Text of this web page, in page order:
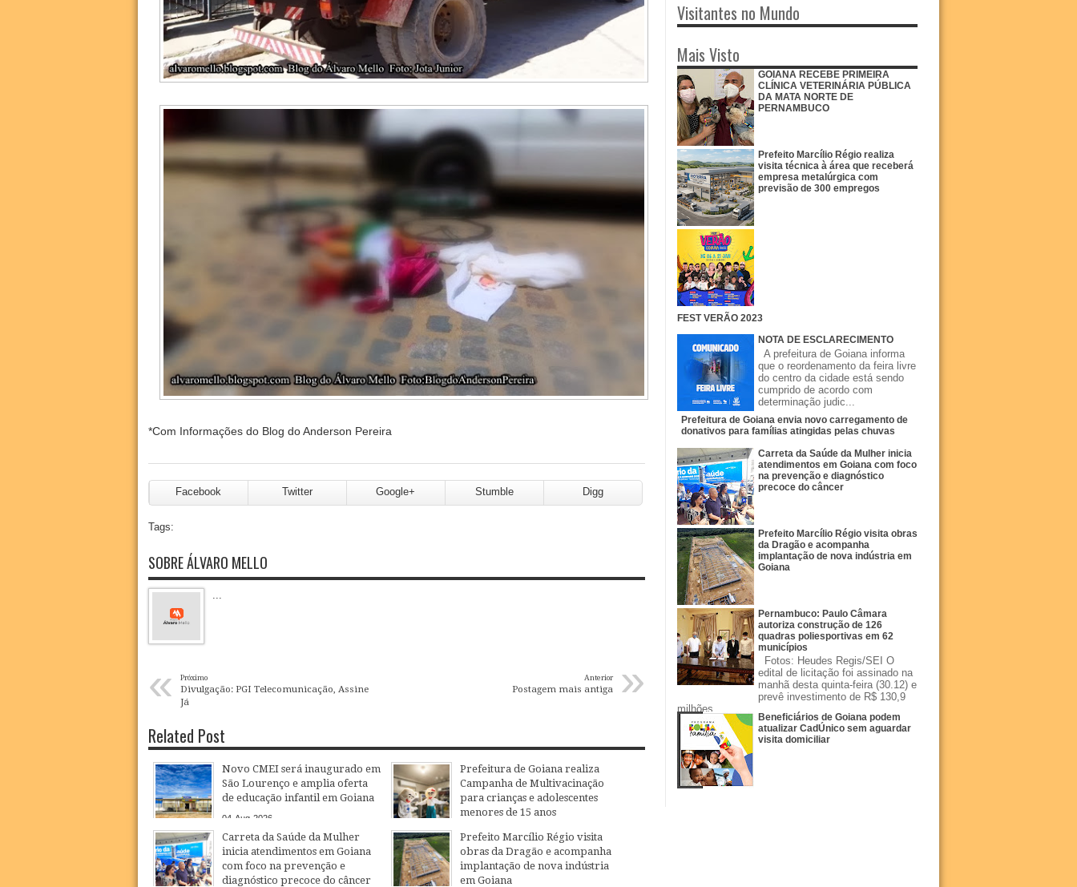
*Com Informações do Blog do Anderson Pereira
Facebook Twitter Google+ Stumble Digg
Tags:
SOBRE ÁLVARO MELLO
« Próximo
Divulgação: PGI Telecomunicação, Assine
Já
»
Anterior
Postagem mais antiga
Related Post
Novo CMEI será inaugurado em
São Lourenço e amplia oferta
de educação infantil em Goiana
04 Aug 2026
Prefeitura de Goiana realiza
Campanha de Multivacinação
para crianças e adolescentes
menores de 15 anos
04 Aug 2026
Carreta da Saúde da Mulher
inicia atendimentos em Goiana
com foco na prevenção e
diagnóstico precoce do câncer
Prefeito Marcílio Régio visita
obras da Dragão e acompanha
implantação de nova indústria
em Goiana
Visitantes no Mundo
Mais Visto
GOIANA RECEBE PRIMEIRA
CLÍNICA VETERINÁRIA PÚBLICA
DA MATA NORTE DE
PERNAMBUCO
Prefeito Marcílio Régio realiza
visita técnica à área que receberá
empresa metalúrgica com
previsão de 300 empregos
FEST VERÃO 2023
NOTA DE ESCLARECIMENTO
A prefeitura de Goiana informa
que o reordenamento da feira livre
do centro da cidade está sendo
cumprido de acordo com
determinação judic...
Prefeitura de Goiana envia novo carregamento de
donativos para famílias atingidas pelas chuvas
Carreta da Saúde da Mulher inicia
atendimentos em Goiana com foco
na prevenção e diagnóstico
precoce do câncer
Prefeito Marcílio Régio visita obras
da Dragão e acompanha
implantação de nova indústria em
Goiana
Pernambuco: Paulo Câmara
autoriza construção de 126
quadras poliesportivas em 62
municípios
Fotos: Heudes Regis/SEI O
edital de licitação foi assinado na
manhã desta quinta-feira (30.12) e
prevê investimento de R$ 130,9
milhões.
Beneficiários de Goiana podem
atualizar CadÚnico sem aguardar
visita domiciliar